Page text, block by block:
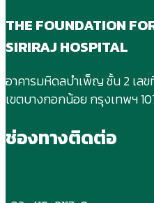
THE FOUNDATION
SIRIRAJ HOSPITAL
อาคารมหิดลบําเพ็ญ ชั้น 2 เล
เขตบางกอกน้อย กรุงเทพฯ
ช่องทางติดต่อ